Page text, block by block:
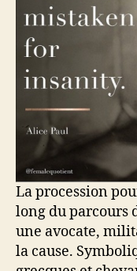
La procession
long du parcours
une avocate,
la cause.